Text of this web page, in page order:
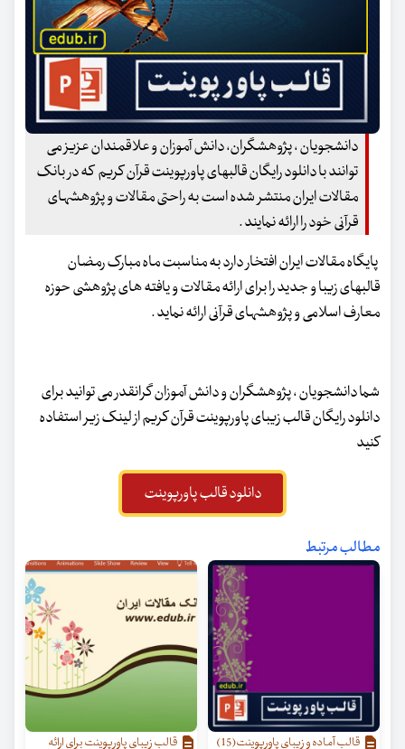
دانشجویان ، پژوهشگران، دانش آموزان و علاقمندان عزیز می
توانند با دانلود رایگان قالبهای پاورپوینت قرآن کریم که در بانک
مقالات ایران منتشر شده است به راحتی مقالات و پژوهشهای
قرآنی خود را ارائه نمایند .
پایگاه مقالات ایران افتخار دارد به مناسبت ماه مبارک رمضان
قالبهای زیبا و جدید را برای ارائه مقالات و یافته های پژوهشی حوزه
معارف اسلامی و پژوهشهای قرآنی ارائه نماید .
شما دانشجویان ، پژوهشگران و دانش آموزان گرانقدر می توانید برای
دانلود رایگان قالب زیبای پاورپوینت قرآن کریم از لینک زیر استفاده
کنید
دانلود قالب پاورپوینت
مطالب مرتبط
قالب آماده و زیبای پاورپوینت(15)
قالب زیبای پاورپوینت برای ارائه